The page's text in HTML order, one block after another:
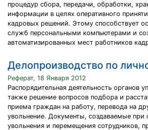
процедур сбора, передачи, обработки,
информации в целях оперативного
кадровых решений. Этому способствует
служб персональными компьютерами и
автоматизированных мест работников
Делопроизводство по
Реферат, 18 Января 2012
Распорядительная деятельность органов
также решение вопросов подбора и
приема граждан на работу, перевода на
увольнение. Документы, создаваемые
увольнения и перемещения сотрудников,